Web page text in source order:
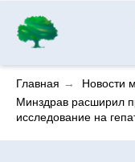
Главная → Новости
Минздрав расширил
исследование на